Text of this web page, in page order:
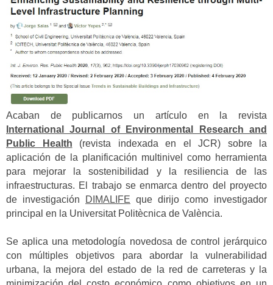
Acaban de publicarnos un artículo en la revista
International Journal of Environmental Research and
Public Health (revista indexada en el JCR) sobre la
aplicación de la planificación multinivel como herramienta
para mejorar la sostenibilidad y la resiliencia de las
infraestructuras. El trabajo se enmarca dentro del proyecto
de investigación
DIMALIFE que dirijo como investigador
principal en la Universitat Politècnica de València.
Se aplica una metodología novedosa de control jerárquico
con múltiples objetivos para abordar la vulnerabilidad
urbana, la mejora del estado de la red de carreteras y la